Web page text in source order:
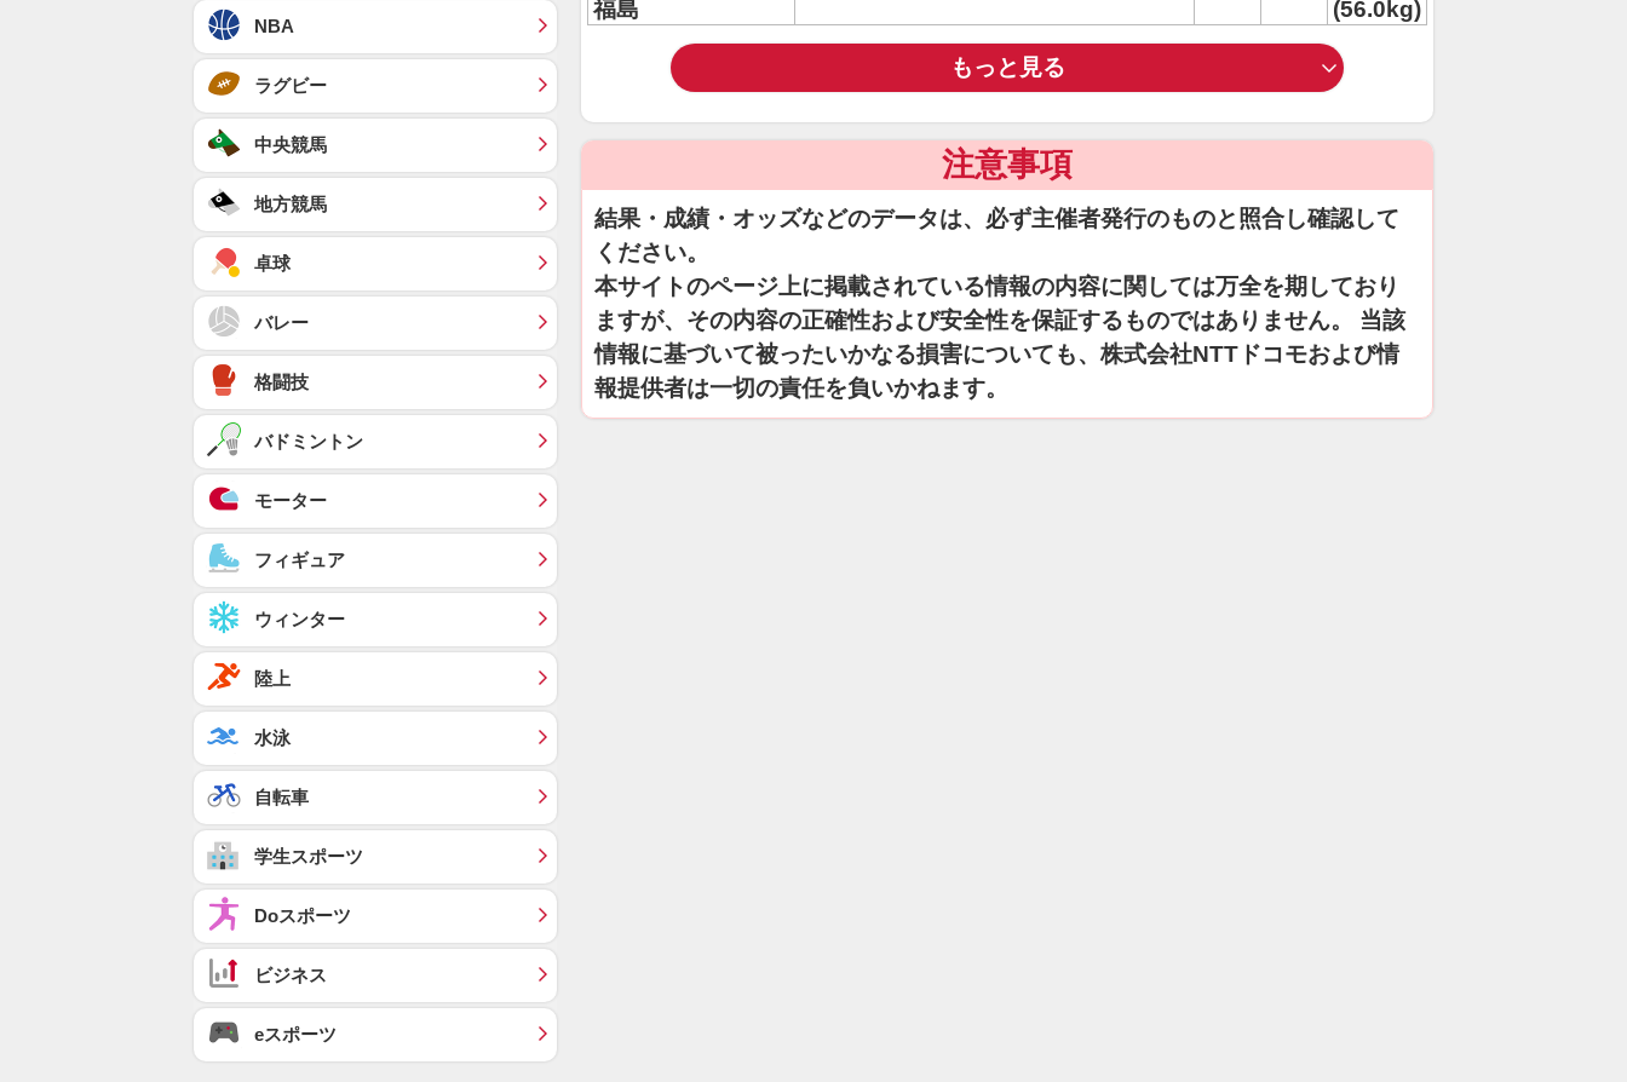
福島
(56.0kg)
もっと見る
注意事項
結果・成績・オッズなどのデータは、必ず主催者発行のものと照合し確認して
ください。
本サイトのページ上に掲載されている情報の内容に関しては万全を期しており
ますが、その内容の正確性および安全性を保証するものではありません。 当該
情報に基づいて被ったいかなる損害についても、株式会社NTTドコモおよび情
報提供者は一切の責任を負いかねます。
NBA
ラグビー
中央競馬
地方競馬
卓球
バレー
格闘技
バドミントン
モーター
フィギュア
ウィンター
陸上
水泳
自転車
学生スポーツ
Doスポーツ
ビジネス
eスポーツ